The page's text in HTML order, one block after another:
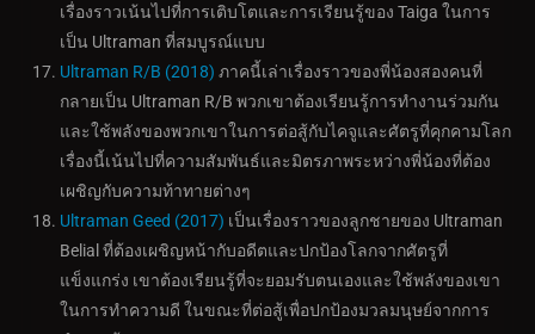
เรื่องราวเน้นไปที่การเติบโตและการเรียนรู้ของ Taiga ในการ
เป็น Ultraman ที่สมบูรณ์แบบ
Ultraman R/B (2018) ภาคนี้เล่าเรื่องราวของพี่น้องสองคนที่
กลายเป็น Ultraman R/B พวกเขาต้องเรียนรู้การทำงานร่วมกัน
และใช้พลังของพวกเขาในการต่อสู้กับไคจูและศัตรูที่คุกคามโลก
เรื่องนี้เน้นไปที่ความสัมพันธ์และมิตรภาพระหว่างพี่น้องที่ต้อง
เผชิญกับความท้าทายต่างๆ
Ultraman Geed (2017) เป็นเรื่องราวของลูกชายของ Ultraman
Belial ที่ต้องเผชิญหน้ากับอดีตและปกป้องโลกจากศัตรูที่
แข็งแกร่ง เขาต้องเรียนรู้ที่จะยอมรับตนเองและใช้พลังของเขา
ในการทำความดี ในขณะที่ต่อสู้เพื่อปกป้องมวลมนุษย์จากการ